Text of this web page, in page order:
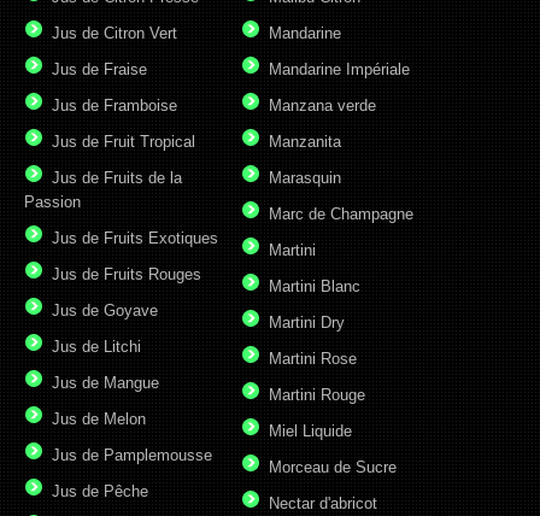
Jus de Citron Vert
Jus de Fraise
Jus de Framboise
Jus de Fruit Tropical
Jus de Fruits de la
Passion
Jus de Fruits Exotiques
Jus de Fruits Rouges
Jus de Goyave
Jus de Litchi
Jus de Mangue
Jus de Melon
Jus de Pamplemousse
Jus de Pêche
Mandarine
Mandarine Impériale
Manzana verde
Manzanita
Marasquin
Marc de Champagne
Martini
Martini Blanc
Martini Dry
Martini Rose
Martini Rouge
Miel Liquide
Morceau de Sucre
Nectar d'abricot